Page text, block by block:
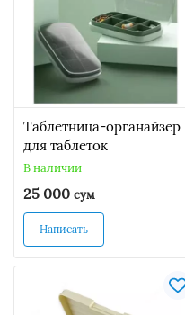
Таблетница-органайзер
для таблеток
В наличии
25 000 сум
Написать